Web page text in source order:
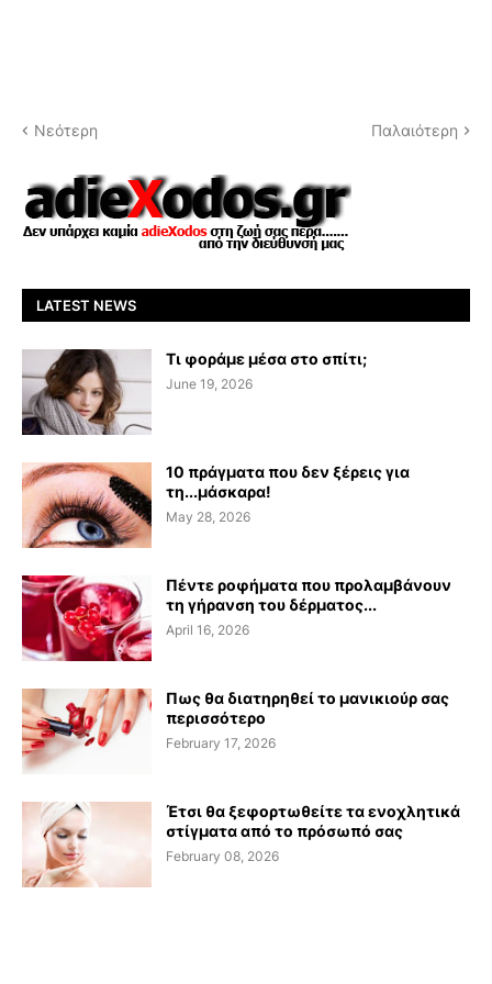
Νεότερη Παλαιότερη
LATEST NEWS
Τι φοράμε μέσα στο σπίτι;
June 19, 2026
10 πράγματα που δεν ξέρεις για
τη...μάσκαρα!
May 28, 2026
Πέντε ροφήματα που προλαμβάνουν
τη γήρανση του δέρματος...
April 16, 2026
Πως θα διατηρηθεί το μανικιούρ σας
περισσότερο
February 17, 2026
Έτσι θα ξεφορτωθείτε τα ενοχλητικά
στίγματα από το πρόσωπό σας
February 08, 2026